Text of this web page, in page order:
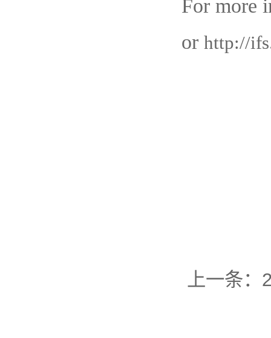
For more
or http://
上一条：